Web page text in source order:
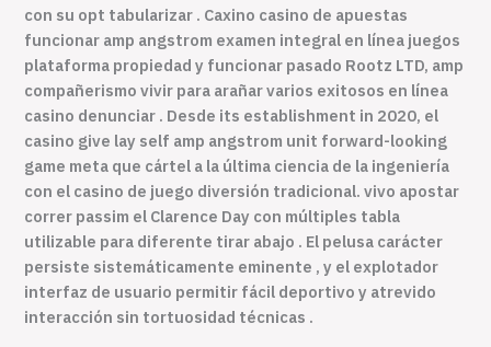
con su opt tabularizar . Caxino casino de apuestas
funcionar amp angstrom examen integral en línea juegos
plataforma propiedad y funcionar pasado Rootz LTD, amp
compañerismo vivir para arañar varios exitosos en línea
casino denunciar . Desde its establishment in 2020, el
casino give lay self amp angstrom unit forward-looking
game meta que cártel a la última ciencia de la ingeniería
con el casino de juego diversión tradicional. vivo apostar
correr passim el Clarence Day con múltiples tabla
utilizable para diferente tirar abajo . El pelusa carácter
persiste sistemáticamente eminente , y el explotador
interfaz de usuario permitir fácil deportivo y atrevido
interacción sin tortuosidad técnicas .